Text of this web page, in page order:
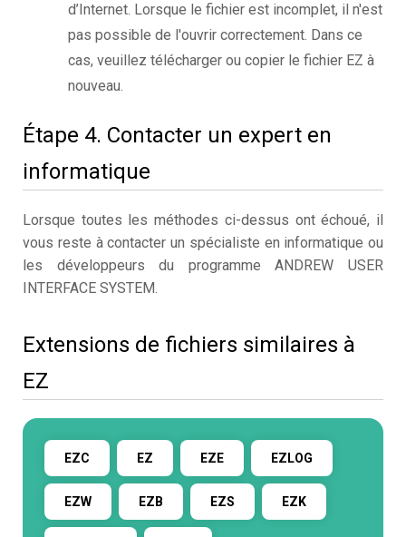
d’Internet. Lorsque le fichier est incomplet, il n'est
pas possible de l'ouvrir correctement. Dans ce
cas, veuillez télécharger ou copier le fichier EZ à
nouveau.
Étape 4. Contacter un expert en
informatique
Lorsque toutes les méthodes ci-dessus ont échoué, il
vous reste à contacter un spécialiste en informatique ou
les développeurs du programme ANDREW USER
INTERFACE SYSTEM.
Extensions de fichiers similaires à
EZ
EZC EZ EZE EZLOG
EZW EZB EZS EZK